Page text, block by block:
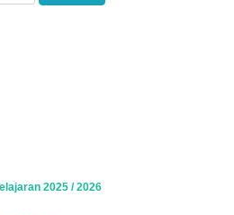
2025 / 2026